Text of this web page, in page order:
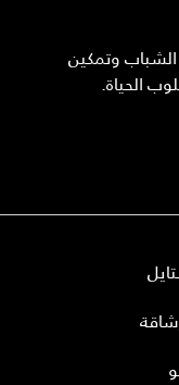
وتمكين
الحياة.